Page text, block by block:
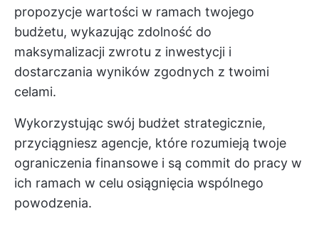
propozycje wartości w ramach twojego
budżetu, wykazując zdolność do
maksymalizacji zwrotu z inwestycji i
dostarczania wyników zgodnych z twoimi
celami.
Wykorzystując swój budżet strategicznie,
przyciągniesz agencje, które rozumieją twoje
ograniczenia finansowe i są commit do pracy w
ich ramach w celu osiągnięcia wspólnego
powodzenia.